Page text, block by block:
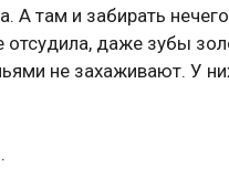
А там и забирать
отсудила, даже зубы
не захаживают. У